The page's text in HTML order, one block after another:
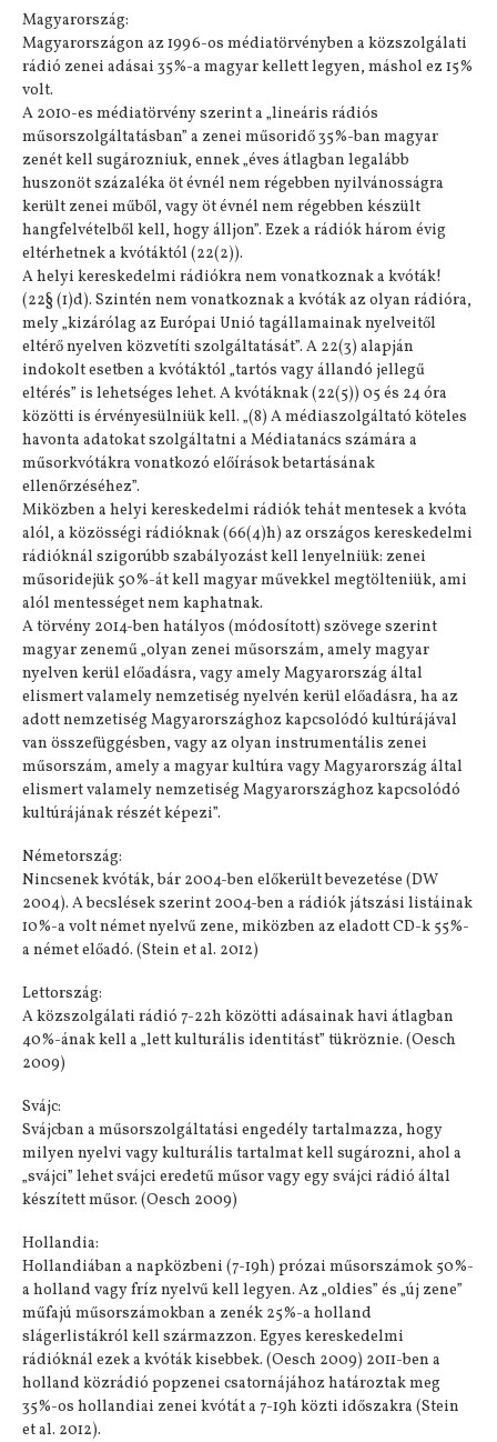
Magyarország:
Magyarországon az 1996-os médiatörvényben a közszolgálati
rádió zenei adásai 35%-a magyar kellett legyen, máshol ez 15%
volt.
A 2010-es médiatörvény szerint a „lineáris rádiós
műsorszolgáltatásban” a zenei műsoridő 35%-ban magyar
zenét kell sugározniuk, ennek „éves átlagban legalább
huszonöt százaléka öt évnél nem régebben nyilvánosságra
került zenei műből, vagy öt évnél nem régebben készült
hangfelvételből kell, hogy álljon”. Ezek a rádiók három évig
eltérhetnek a kvótáktól (22(2)).
A helyi kereskedelmi rádiókra nem vonatkoznak a kvóták!
(22§ (1)d). Szintén nem vonatkoznak a kvóták az olyan rádióra,
mely „kizárólag az Európai Unió tagállamainak nyelveitől
eltérő nyelven közvetíti szolgáltatását”. A 22(3) alapján
indokolt esetben a kvótáktól „tartós vagy állandó jellegű
eltérés” is lehetséges lehet. A kvótáknak (22(5)) 05 és 24 óra
közötti is érvényesülniük kell. „(8) A médiaszolgáltató köteles
havonta adatokat szolgáltatni a Médiatanács számára a
műsorkvótákra vonatkozó előírások betartásának
ellenőrzéséhez”.
Miközben a helyi kereskedelmi rádiók tehát mentesek a kvóta
alól, a közösségi rádióknak (66(4)h) az országos kereskedelmi
rádióknál szigorúbb szabályozást kell lenyelniük: zenei
műsoridejük 50%-át kell magyar művekkel megtölteniük, ami
alól mentességet nem kaphatnak.
A törvény 2014-ben hatályos (módosított) szövege szerint
magyar zenemű „olyan zenei műsorszám, amely magyar
nyelven kerül előadásra, vagy amely Magyarország által
elismert valamely nemzetiség nyelvén kerül előadásra, ha az
adott nemzetiség Magyarországhoz kapcsolódó kultúrájával
van összefüggésben, vagy az olyan instrumentális zenei
műsorszám, amely a magyar kultúra vagy Magyarország által
elismert valamely nemzetiség Magyarországhoz kapcsolódó
kultúrájának részét képezi”.
Németország:
Nincsenek kvóták, bár 2004-ben előkerült bevezetése (DW
2004). A becslések szerint 2004-ben a rádiók játszási listáinak
10%-a volt német nyelvű zene, miközben az eladott CD-k 55%-
a német előadó. (Stein et al. 2012)
Lettország:
A közszolgálati rádió 7-22h közötti adásainak havi átlagban
40%-ának kell a „lett kulturális identitást” tükröznie. (Oesch
2009)
Svájc:
Svájcban a műsorszolgáltatási engedély tartalmazza, hogy
milyen nyelvi vagy kulturális tartalmat kell sugározni, ahol a
„svájci” lehet svájci eredetű műsor vagy egy svájci rádió által
készített műsor. (Oesch 2009)
Hollandia:
Hollandiában a napközbeni (7-19h) prózai műsorszámok 50%-
a holland vagy fríz nyelvű kell legyen. Az „oldies” és „új zene”
műfajú műsorszámokban a zenék 25%-a holland
slágerlistákról kell származzon. Egyes kereskedelmi
rádióknál ezek a kvóták kisebbek. (Oesch 2009) 2011-ben a
holland közrádió popzenei csatornájához határoztak meg
35%-os hollandiai zenei kvótát a 7-19h közti időszakra (Stein
et al. 2012).